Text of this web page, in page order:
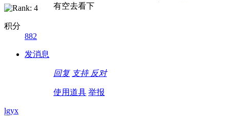
积分
882
发消息
有空去看下
回复 支持 反对
使用道具 举报
lgyx